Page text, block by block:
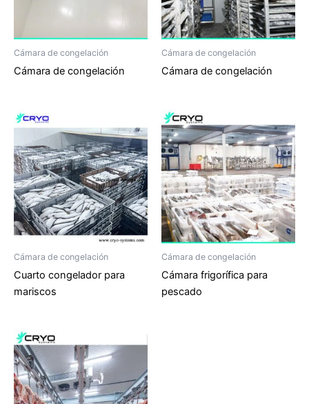
Cámara de congelación
Cámara de congelación
Cámara de congelación
Cámara de congelación
Cámara de congelación
Cuarto congelador para
mariscos
Cámara de congelación
Cámara frigorífica para
pescado